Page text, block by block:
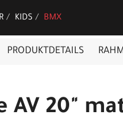
KIDS BMX
PRODUKTDETAILS
AV 20"